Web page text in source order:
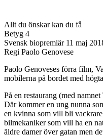
Allt du önskar kan du få
Betyg 4
Svensk biopremiär 11 maj
Regi Paolo Genovese
Paolo Genoveses förra film,
mobilerna på bordet med
På en restaurang (med
Där kommer en ung nunna
en kvinna som vill bli
bilmekaniker som vill ha en
äldre damer över gatan men